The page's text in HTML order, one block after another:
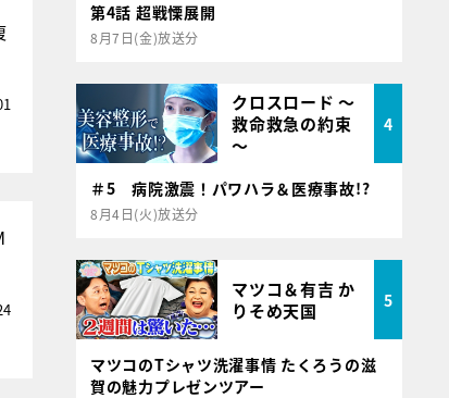
第4話 超戦慄展開
8月7日(金)放送分
クロスロード ～
救命救急の約束
～
4
＃5 病院激震！パワハラ＆医療事故!?
8月4日(火)放送分
マツコ＆有吉 か
りそめ天国
5
マツコのTシャツ洗濯事情 たくろうの滋
賀の魅力プレゼンツアー